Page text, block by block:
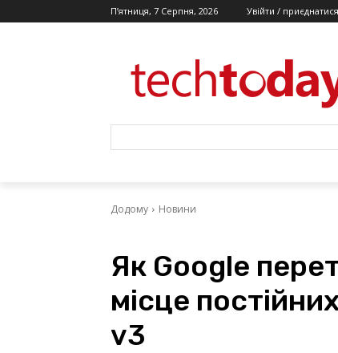
П’ятниця, 7 Серпня, 2026 Увійти / приєднатися
Додому Новини
Як Google
місце
v3